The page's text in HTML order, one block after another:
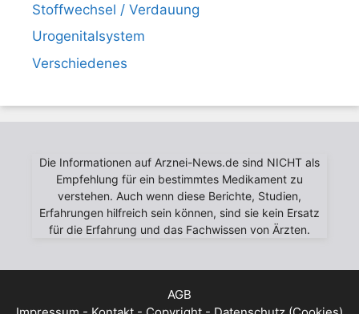
Stoffwechsel / Verdauung
Urogenitalsystem
Verschiedenes
Die Informationen auf Arznei-News.de sind NICHT als
Empfehlung für ein bestimmtes Medikament zu
verstehen. Auch wenn diese Berichte, Studien,
Erfahrungen hilfreich sein können, sind sie kein Ersatz
für die Erfahrung und das Fachwissen von Ärzten.
AGB